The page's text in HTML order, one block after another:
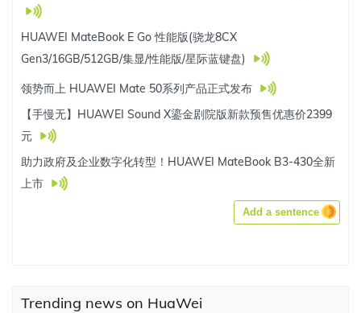
HUAWEI MateBook E Go 性能版(骁龙8CX
Gen3/16GB/512GB/集显/性能版/星际蓝键盘)
领势而上 HUAWEI Mate 50系列产品正式发布
【手慢无】HUAWEI Sound X鎏金剧院版新款预售优惠价2399
元
助力政府及企业数字化转型！HUAWEI MateBook B3-430全新
上市
Add a sentence
Trending news on HuaWei